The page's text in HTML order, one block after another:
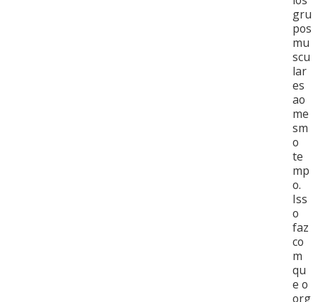
gru
pos
mu
scu
lar
es
ao
me
sm
o
te
mp
o.
Iss
o
faz
co
m
qu
e o
org